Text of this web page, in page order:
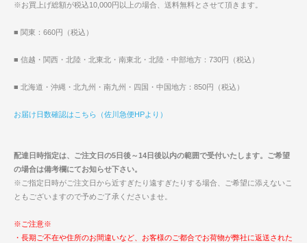
※お買上げ総額が税込10,000円以上の場合、送料無料とさせて頂きます。
■ 関東：660円（税込）
■ 信越・関西・北陸・北東北・南東北・北陸・中部地方：730円（税込）
■ 北海道・沖縄・北九州・南九州・四国・中国地方：850円（税込）
お届け日数確認はこちら（佐川急便HPより）
配達日時指定は、ご注文日の5日後～14日後以内の範囲で受付いたします。ご希望
の場合は備考欄にてお知らせ下さい。
※ご指定日時がご注文日から近すぎたり遠すぎたりする場合、ご希望に添えないこ
ともございますので予めご了承くださいませ。
※ご注意※
・長期ご不在や住所のお間違いなど、お客様のご都合でお荷物が弊社に返送された